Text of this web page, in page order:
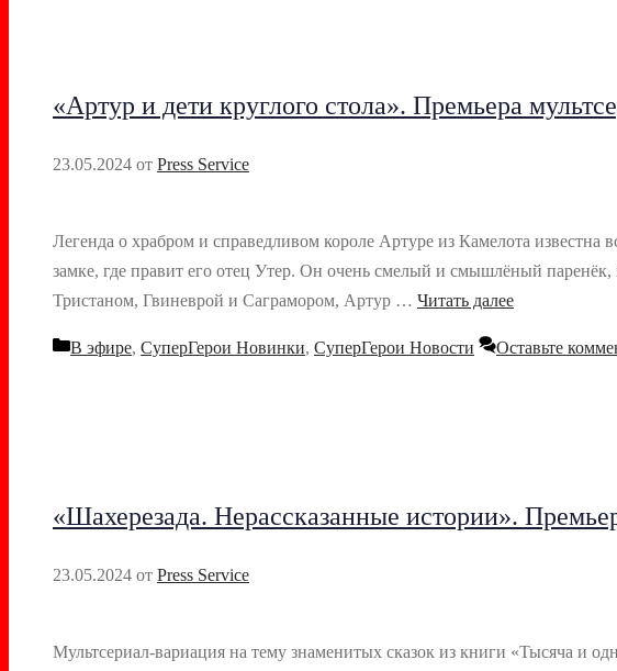
«Артур и дети круглого стола». Премьера
23.05.2024 от Press Service
Легенда о храбром и справедливом короле Артуре из Камелота
замке, где правит его отец Утер. Он очень смелый и смышлёный
Тристаном, Гвиневрой и Саграмором, Артур … Читать далее
Рубрики
В эфире, СуперГерои Новинки, СуперГерои Новости Оставьте
«Шахерезада. Нерассказанные истории».
23.05.2024 от Press Service
Мультсериал-вариация на тему знаменитых сказок из книги «Тысяча и